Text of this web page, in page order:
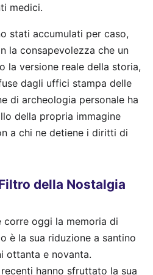
medici.
stati accumulati per caso,
la consapevolezza che un
la versione reale della storia,
dagli uffici stampa delle
di archeologia personale ha
della propria immagine
a chi ne detiene i diritti di
della Nostalgia
oggi la memoria di
è la sua riduzione a santino
ottanta e novanta.
hanno sfruttato la sua